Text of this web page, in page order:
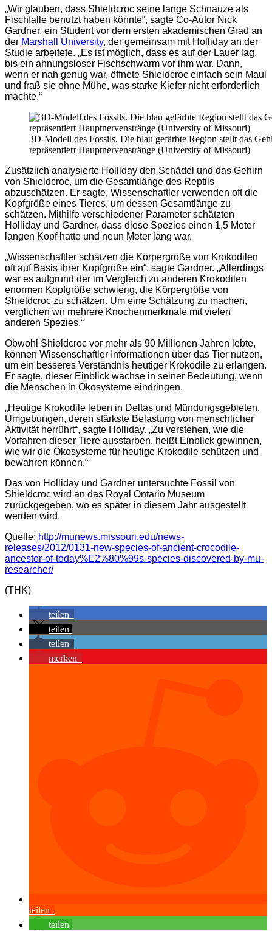
„Wir glauben, dass Shieldcroc seine lange Schnauze als
Fischfalle benutzt haben könnte“, sagte Co-Autor Nick
Gardner, ein Student vor dem ersten akademischen Grad an
der Marshall University, der gemeinsam mit Holliday an der
Studie arbeitete. „Es ist möglich, dass es auf der Lauer lag,
bis ein ahnungsloser Fischschwarm vor ihm war. Dann,
wenn er nah genug war, öffnete Shieldcroc einfach sein Maul
und fraß sie ohne Mühe, was starke Kiefer nicht erforderlich
machte.“
3D-Modell des Fossils. Die blau gefärbte Region stellt das
repräsentiert Hauptnervenstränge (University of Missouri)
Zusätzlich analysierte Holliday den Schädel und das Gehirn
von Shieldcroc, um die Gesamtlänge des Reptils
abzuschätzen. Er sagte, Wissenschaftler verwenden oft die
Kopfgröße eines Tieres, um dessen Gesamtlänge zu
schätzen. Mithilfe verschiedener Parameter schätzten
Holliday und Gardner, dass diese Spezies einen 1,5 Meter
langen Kopf hatte und neun Meter lang war.
„Wissenschaftler schätzen die Körpergröße von Krokodilen
oft auf Basis ihrer Kopfgröße ein“, sagte Gardner. „Allerdings
war es aufgrund der im Vergleich zu anderen Krokodilen
enormen Kopfgröße schwierig, die Körpergröße von
Shieldcroc zu schätzen. Um eine Schätzung zu machen,
verglichen wir mehrere Knochenmerkmale mit vielen
anderen Spezies.“
Obwohl Shieldcroc vor mehr als 90 Millionen Jahren lebte,
können Wissenschaftler Informationen über das Tier nutzen,
um ein besseres Verständnis heutiger Krokodile zu erlangen.
Er sagte, dieser Einblick wachse in seiner Bedeutung, wenn
die Menschen in Ökosysteme eindringen.
„Heutige Krokodile leben in Deltas und Mündungsgebieten,
Umgebungen, deren stärkste Belastung von menschlicher
Aktivität herrührt“, sagte Holliday. „Zu verstehen, wie die
Vorfahren dieser Tiere ausstarben, heißt Einblick gewinnen,
wie wir die Ökosysteme für heutige Krokodile schützen und
bewahren können.“
Das von Holliday und Gardner untersuchte Fossil von
Shieldcroc wird an das Royal Ontario Museum
zurückgegeben, wo es später in diesem Jahr ausgestellt
werden wird.
Quelle: http://munews.missouri.edu/news-
releases/2012/0131-new-species-of-ancient-crocodile-
ancestor-of-today%E2%80%99s-species-discovered-by-mu-
researcher/
(THK)
teilen
teilen
teilen
merken
teilen
teilen